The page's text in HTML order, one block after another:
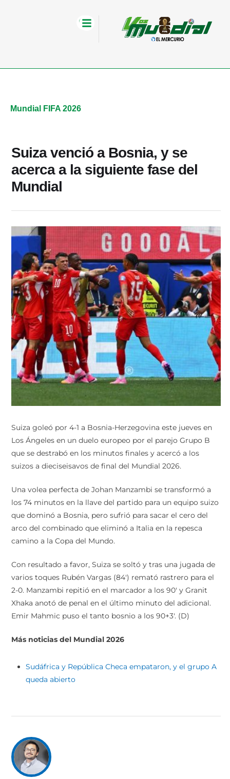
Mundial FIFA 2026
Suiza venció a Bosnia, y se
acerca a la siguiente fase del
Mundial
Suiza goleó por 4-1 a Bosnia-Herzegovina este jueves en
Los Ángeles en un duelo europeo por el parejo Grupo B
que se destrabó en los minutos finales y acercó a los
suizos a dieciseisavos de final del Mundial 2026.
Una volea perfecta de Johan Manzambi se transformó a
los 74 minutos en la llave del partido para un equipo suizo
que dominó a Bosnia, pero sufrió para sacar el cero del
arco del combinado que eliminó a Italia en la repesca
camino a la Copa del Mundo.
Con resultado a favor, Suiza se soltó y tras una jugada de
varios toques Rubén Vargas (84′) remató rastrero para el
2-0. Manzambi repitió en el marcador a los 90′ y Granit
Xhaka anotó de penal en el último minuto del adicional.
Emir Mahmic puso el tanto bosnio a los 90+3′. (D)
Más noticias del Mundial 2026
Sudáfrica y República Checa empataron, y el grupo A
queda abierto